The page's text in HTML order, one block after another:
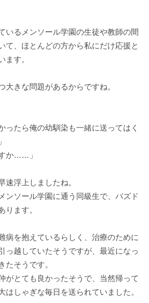
いるメンソール学園の生徒や教師の間
て、ほとんどの方から私にだけ応援と
ます。
きな問題があるからですね。
ったら俺の幼馴染も一緒に送ってはく
か……」
浮上しましたね。
ンソール学園に通う同級生で、バズド
ります。
病を抱えているらしく、治療のために
っ越していたそうですが、最近になっ
たそうです。
がとても良かったそうで、当然帰って
はしゃぎな毎日を送られていました。